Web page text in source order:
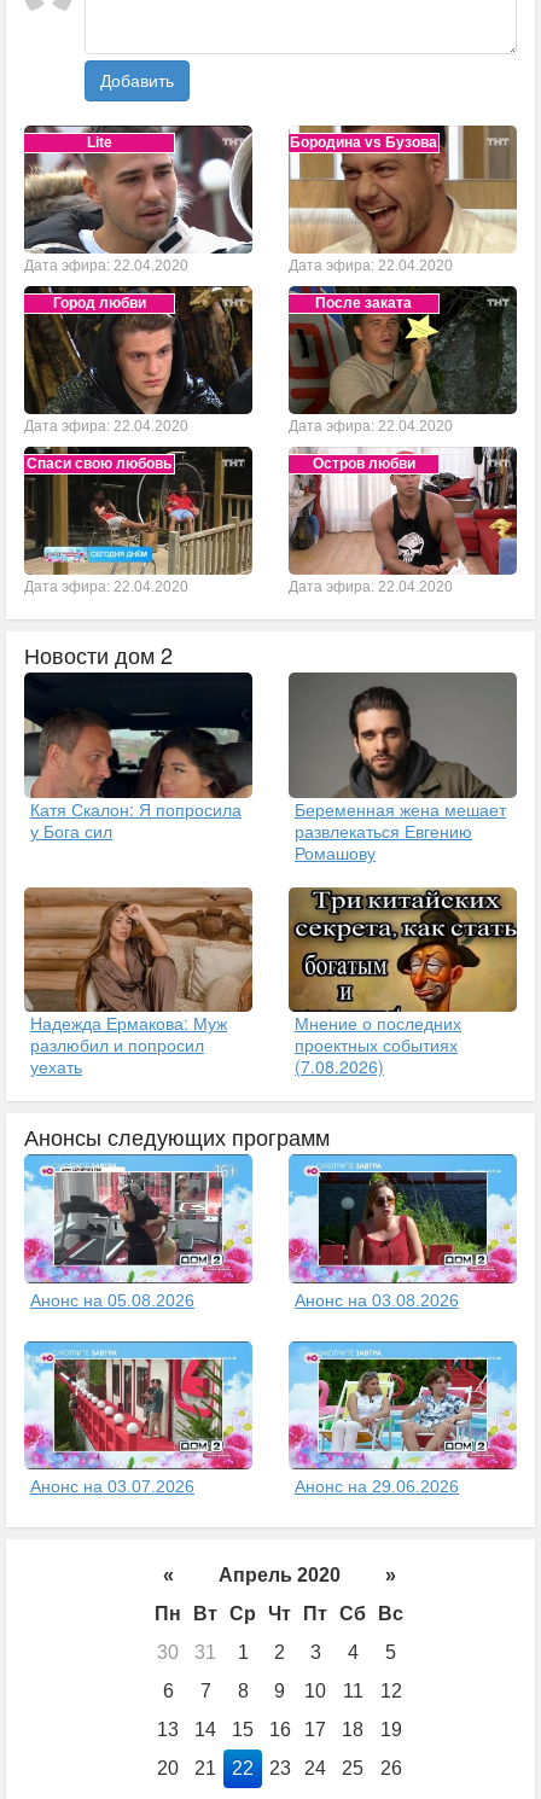
Добавить
Lite
Дата эфира: 22.04.2020
Бородина vs Бузова
Дата эфира: 22.04.2020
Город любви
Дата эфира: 22.04.2020
После заката
Дата эфира: 22.04.2020
Спаси свою любовь
Дата эфира: 22.04.2020
Остров любви
Дата эфира: 22.04.2020
Новости дом 2
Катя Скалон: Я попросила
у Бога сил
Беременная жена мешает
развлекаться Евгению
Ромашову
Надежда Ермакова: Муж
разлюбил и попросил
уехать
Мнение о последних
проектных событиях
(7.08.2026)
Анонсы следующих программ
Анонс на 05.08.2026 Анонс на 03.08.2026
Анонс на 03.07.2026 Анонс на 29.06.2026
« Апрель 2020
»
Пн
Вт Ср Чт Пт Сб
Вс
30
31 1 2 3 4
5
6
7 8 9 10 11
12
13
14 15 16 17 18
19
20
21 22 23 24 25
26